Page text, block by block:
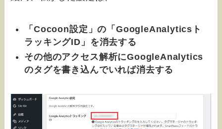
「Cocoon設定」の「GoogleAnalyticsト
ラッキングID」を消去する
その他のアクセス解析にGoogleAnalytics
のタグを書き込んでいれば消去する